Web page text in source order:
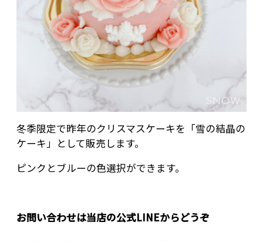
冬季限定で昨年のクリスマスケーキを「雪の結晶の
ケーキ」として販売します。
ピンクとブルーの色選択ができます。
お問い合わせは当店の公式LINEからどうぞ